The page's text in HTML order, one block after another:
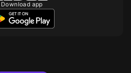
Download app